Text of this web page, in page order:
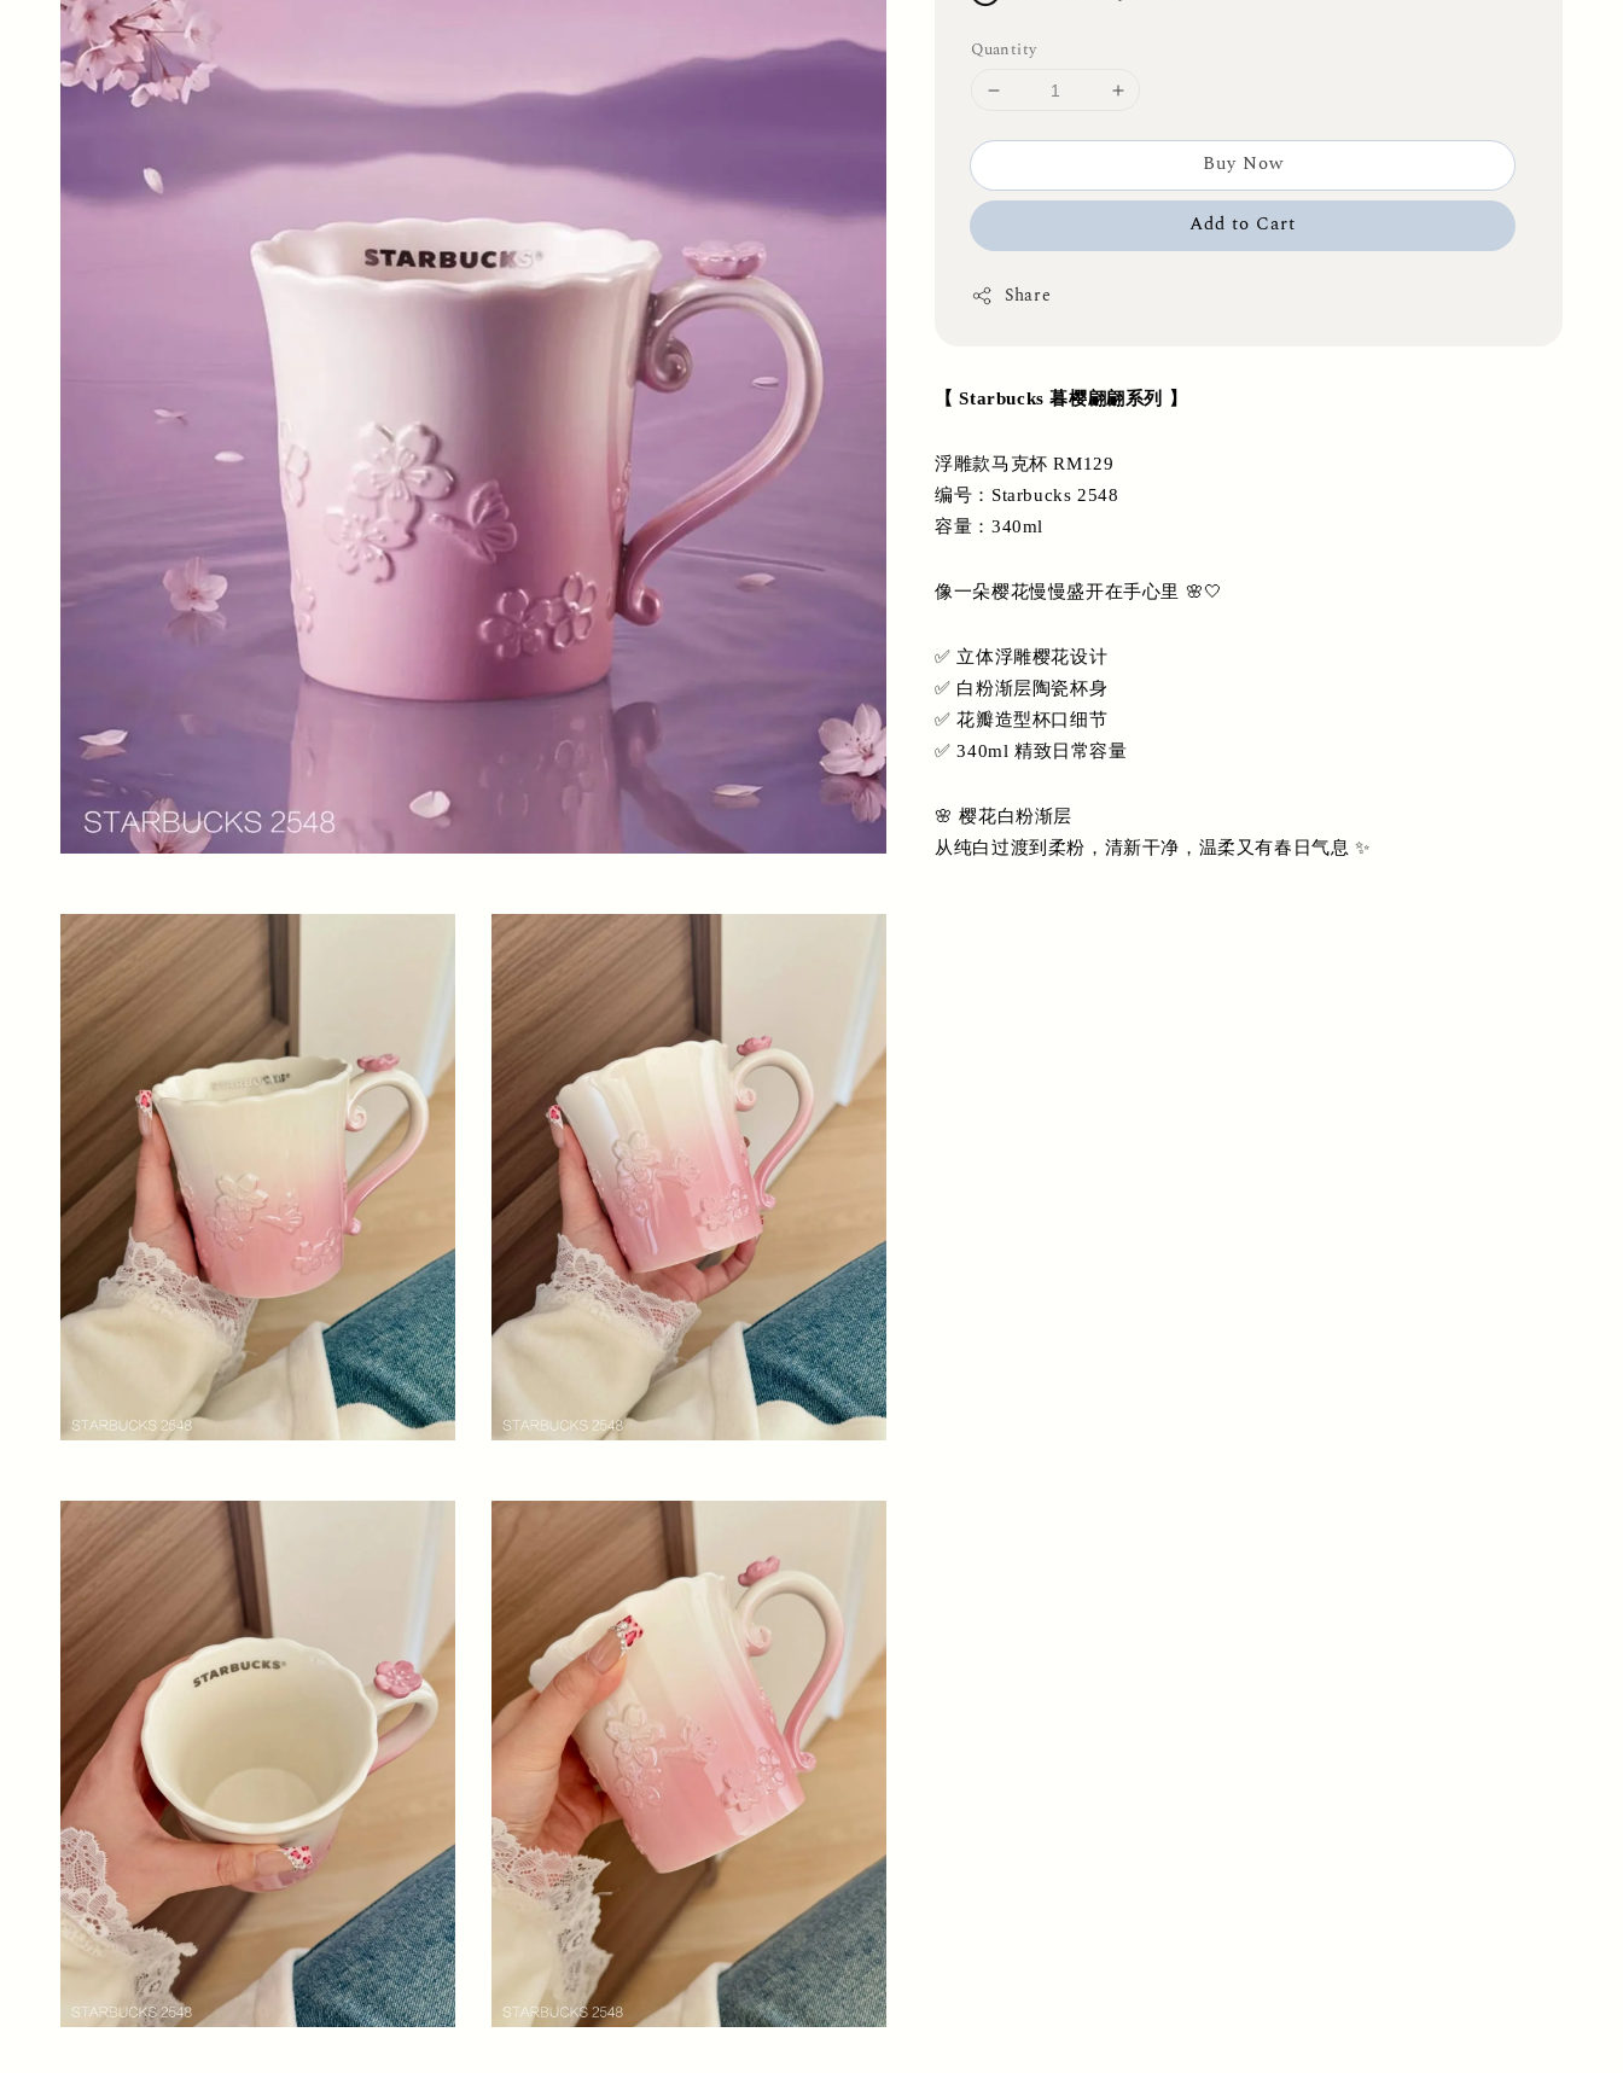
Quantity
Buy Now
Add to Cart
Share
【 Starbucks 暮樱翩翩系列 】
浮雕款马克杯 RM129
编号：Starbucks 2548
容量：340ml
像一朵樱花慢慢盛开在手心里 🌸🤍
✅ 立体浮雕樱花设计
✅ 白粉渐层陶瓷杯身
✅ 花瓣造型杯口细节
✅ 340ml 精致日常容量
🌸 樱花白粉渐层
从纯白过渡到柔粉，清新干净，温柔又有春日气息 ✨